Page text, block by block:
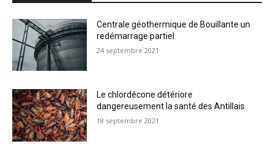
Centrale géothermique de Bouillante un
redémarrage partiel
24 septembre 2021
Le chlordécone détériore
dangereusement la santé des Antillais
18 septembre 2021